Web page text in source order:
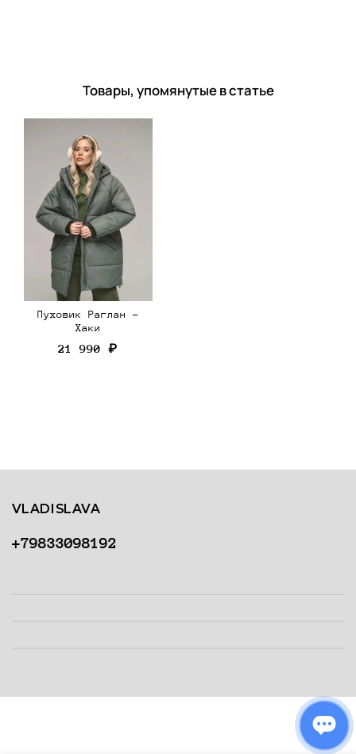
Товары, упомянутые в статье
Пуховик Раглан -
Хаки
21 990 ₽
+79833098192
VLADISLAVA